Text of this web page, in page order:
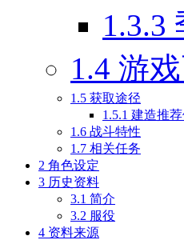
1.3.3
1.4 游
1.5 获取途径
1.5.1 建造推
1.6 战斗特性
1.7 相关任务
2 角色设定
3 历史资料
3.1 简介
3.2 服役
4 资料来源